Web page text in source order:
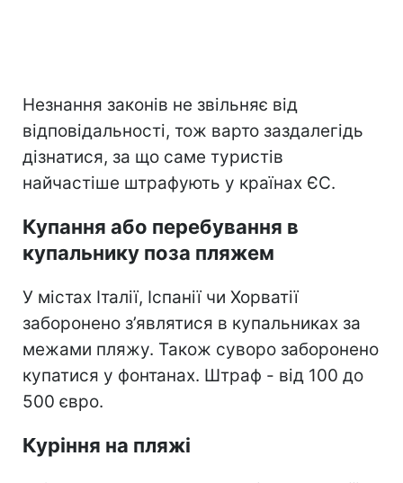
Незнання законів не звільняє від
відповідальності, тож варто заздалегідь
дізнатися, за що саме туристів
найчастіше штрафують у країнах ЄС.
Купання або перебування в
купальнику поза пляжем
У містах Італії, Іспанії чи Хорватії
заборонено з’являтися в купальниках за
межами пляжу. Також суворо заборонено
купатися у фонтанах. Штраф - від 100 до
500 євро.
Куріння на пляжі